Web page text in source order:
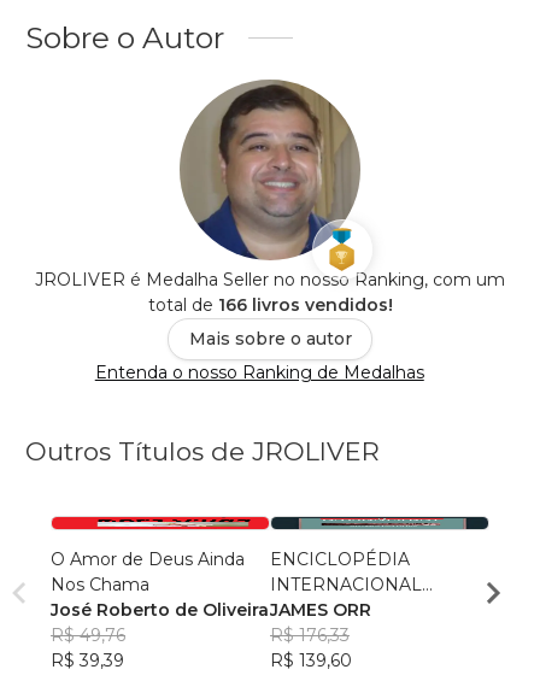
Sobre o Autor
JROLIVER é Medalha Seller no nosso Ranking, com um
total de 166 livros vendidos!
Mais sobre o autor
Entenda o nosso Ranking de Medalhas
Outros Títulos de JROLIVER
O Amor de Deus Ainda
Nos Chama
José Roberto de Oliveira
R$ 49,76
R$ 39,39
ENCICLOPÉDIA
INTERNACIONAL
PADRÃO DA BÍBLIA
Volume 1
JAMES ORR
R$ 176,33
R$ 139,60